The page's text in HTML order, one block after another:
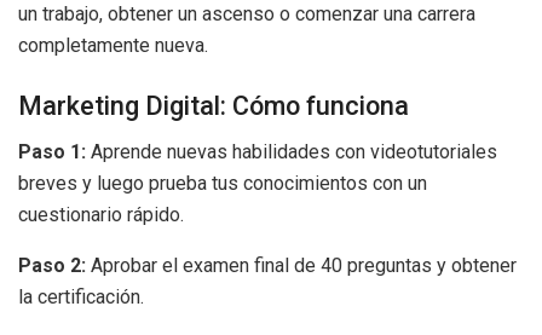
un trabajo, obtener un ascenso o comenzar una carrera
completamente nueva.
Marketing Digital: Cómo funciona
Paso 1: Aprende nuevas habilidades con videotutoriales
breves y luego prueba tus conocimientos con un
cuestionario rápido.
Paso 2: Aprobar el examen final de 40 preguntas y obtener
la certificación.